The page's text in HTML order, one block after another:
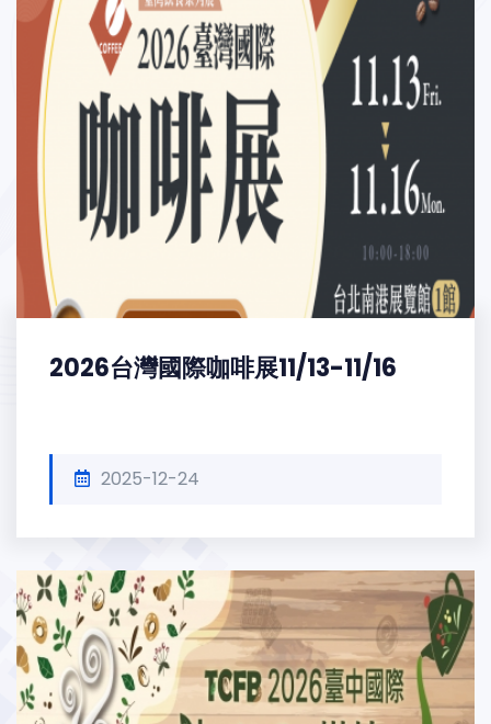
2026台灣國際咖啡展11/13-11/16
2025-12-24